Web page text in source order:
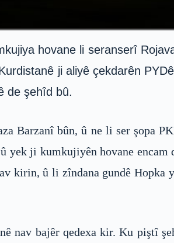
hovane li seranserî
ji aliyê çekdarên
de şehîd bû.
Barzanî bûn, û ne li ser şopa
yek ji kumkujiyên hovane
kirin, û li zîndana gundê Hopka
nav bajêr qedexa kir. Ku piştî